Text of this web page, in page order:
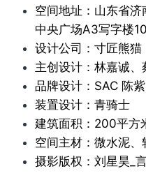
空间地址：山东省
中央广场A3写字楼
设计公司：寸匠熊猫
主创设计：林嘉诚、
品牌设计：SAC 陈紫
装置设计：青骑士
建筑面积：200平方
空间主材：微水泥
摄影版权：刘星昊_